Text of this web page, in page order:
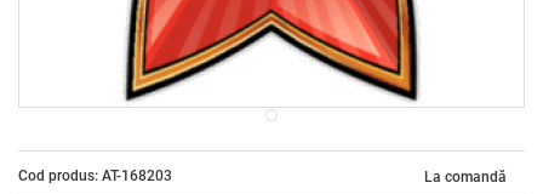
Cod produs: AT-168203 La comandă